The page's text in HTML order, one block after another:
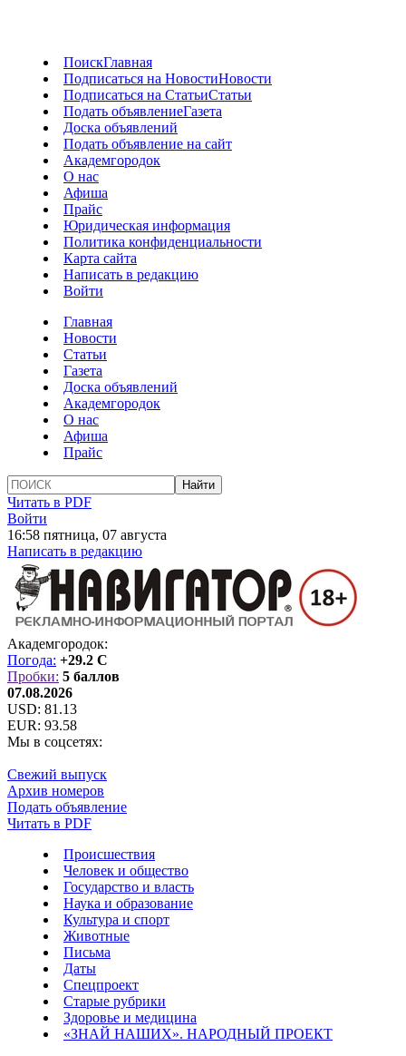
ПоискГлавная
Подписаться на НовостиНовости
Подписаться на СтатьиСтатьи
Подать объявлениеГазета
Доска объявлений
Подать объявление на сайт
Академгородок
О нас
Афиша
Прайс
Юридическая информация
Политика конфиденциальности
Карта сайта
Написать в редакцию
Войти
Главная
Новости
Статьи
Газета
Доска объявлений
Академгородок
О нас
Афиша
Прайс
Читать в PDF
Войти
16:58 пятница, 07 августа
Написать в редакцию
Академгородок:
Погода: +29.2 C
Пробки: 5 баллов
07.08.2026
USD: 81.13
EUR: 93.58
Мы в соцсетях:
Свежий выпуск
Архив номеров
Подать объявление
Читать в PDF
Происшествия
Человек и общество
Государство и власть
Наука и образование
Культура и спорт
Животные
Письма
Даты
Спецпроект
Старые рубрики
Здоровье и медицина
«ЗНАЙ НАШИХ». НАРОДНЫЙ ПРОЕКТ